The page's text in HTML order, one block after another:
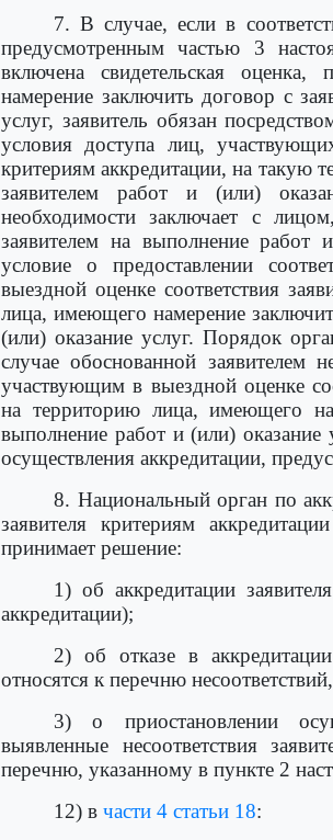
7. В случае, если в
предусмотренным частью 3
включена свидетельская
намерение заключить договор с
услуг, заявитель обязан
условия доступа лиц,
критериям аккредитации, на такую
заявителем работ и (или)
необходимости заключает с
заявителем на выполнение работ
условие о предоставлении
выездной оценке соответствия
лица, имеющего намерение
(или) оказание услуг. Порядок
случае обоснованной заявителем
участвующим в выездной оценке
на территорию лица, имеющего
выполнение работ и (или) оказание
осуществления аккредитации,
8. Национальный орган по
заявителя критериям
принимает решение:
1) об аккредитации
аккредитации);
2) об отказе в
относятся к перечню
3) о приостановлении
выявленные несоответствия
перечню, указанному в пункте 2
12) в части 4 статьи 18: